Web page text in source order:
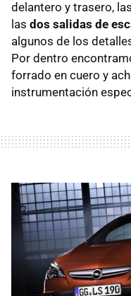
delantero y trasero,
las dos salidas de
algunos de los
Por dentro
forrado en cuero y
instrumentación